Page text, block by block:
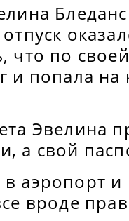
что по
и попала
Эвелина
а свой
аэропорт и
вроде